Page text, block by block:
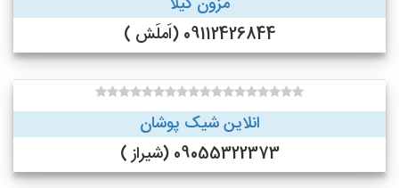
09112426844 (اَملَش )
انلاین شیک پوشان
09055322373 (شیراز )